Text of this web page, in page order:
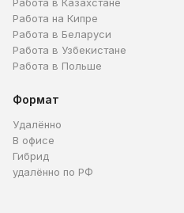
Работа в Казахстане
Работа на Кипре
Работа в Беларуси
Работа в Узбекистане
Работа в Польше
Формат
Удалённо
В офисе
Гибрид
удалённо по РФ